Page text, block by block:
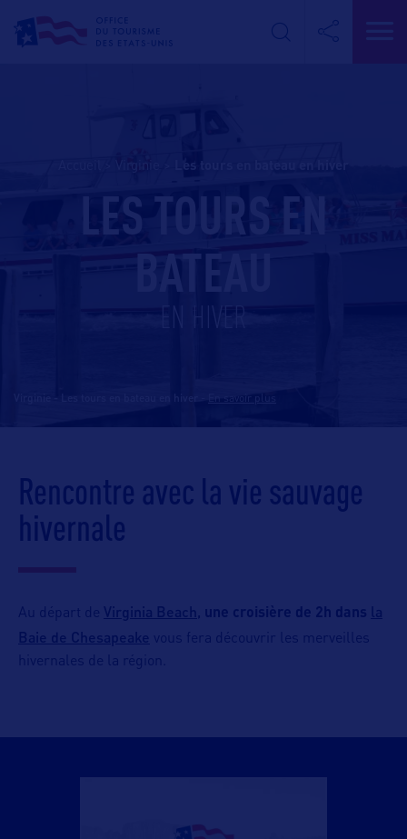
les tours en bateau en hiver
LES TOURS EN
BATEAU
EN HIVER
Virginie - Les tours en bateau en hiver
Rencontre avec la vie sauvage
hivernale
Au départ de Virginia Beach, une croisière de 2h dans la
Baie de Chesapeake vous fera découvrir les merveilles
hivernales de la région.